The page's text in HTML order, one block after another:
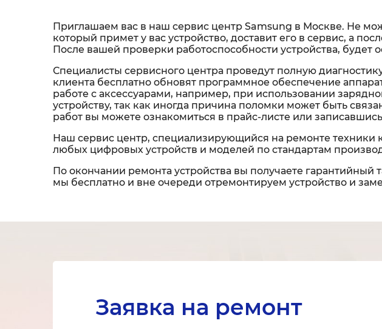
Приглашаем вас в наш сервис центр Samsung в Москве. Не
который примет у вас устройство, доставит его в сервис, а
После вашей проверки работоспособности устройства, будет
Специалисты сервисного центра проведут полную
клиента бесплатно обновят программное обеспечение
работе с аксессуарами, например, при использовании
устройству, так как иногда причина поломки может быть
работ вы можете ознакомиться в прайс-листе или
Наш сервис центр, специализирующийся на ремонте техники
любых цифровых устройств и моделей по стандартам
По окончании ремонта устройства вы получаете гарантийный
мы бесплатно и вне очереди отремонтируем устройство и
Заявка на ремонт